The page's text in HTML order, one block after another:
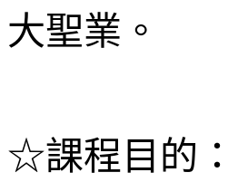
大聖業。
☆課程目的